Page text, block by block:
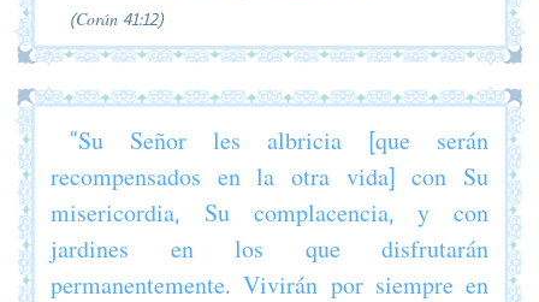
(Corán 41:12)
“Su Señor les albricia [que serán
recompensados en la otra vida] con Su
misericordia, Su complacencia, y con
jardines en los que disfrutarán
permanentemente. Vivirán por siempre en